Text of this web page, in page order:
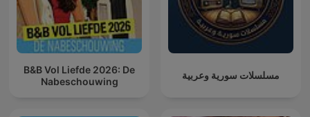
B&B Vol Liefde 2026: De
Nabeschouwing
مسلسلات سورية وعربية